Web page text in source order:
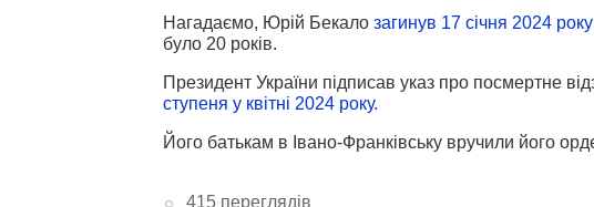
Нагадаємо, Юрій Бекало загинув 17 січня 2024 року
було 20 років.
Президент України підписав указ про посмертне
ступеня у квітні 2024 року.
Його батькам в Івано-Франківську вручили його
415 переглядів